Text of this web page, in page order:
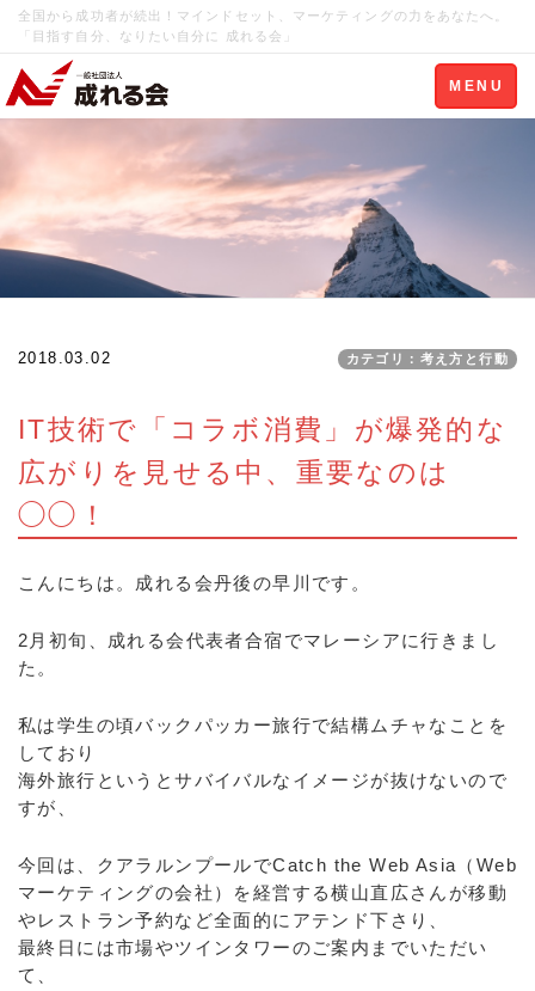
全国から成功者が続出！マインドセット、マーケティングの力をあなたへ。
「目指す自分、なりたい自分に 成れる会」
Toggle
navigation
MENU
2018.03.02 カテゴリ：考え方と行動
IT技術で「コラボ消費」が爆発的な
広がりを見せる中、重要なのは
◯◯！
こんにちは。成れる会丹後の早川です。
2月初旬、成れる会代表者合宿でマレーシアに行きまし
た。
私は学生の頃バックパッカー旅行で結構ムチャなことを
しており
海外旅行というとサバイバルなイメージが抜けないので
すが、
今回は、クアラルンプールでCatch the Web Asia（Web
マーケティングの会社）を経営する横山直広さんが移動
やレストラン予約など全面的にアテンド下さり、
最終日には市場やツインタワーのご案内までいただい
て、